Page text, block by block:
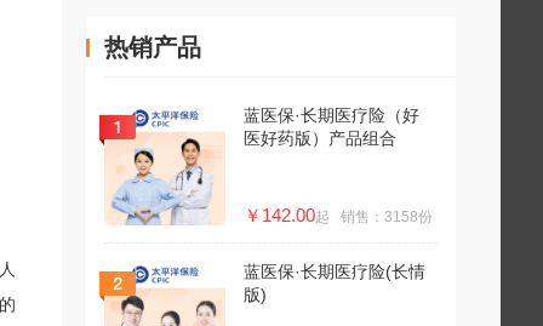
热销产品
蓝医保·长期医疗险（好
医好药版）产品组合
￥142.00起 销售：3158份
蓝医保·长期医疗险(长情
版)